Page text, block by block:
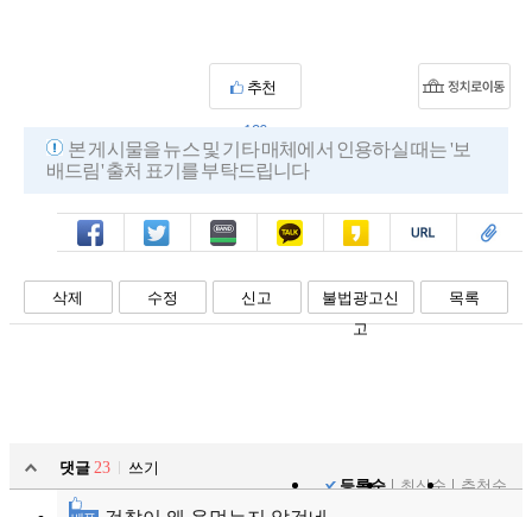
추천
126
본 게시물을 뉴스 및 기타 매체에서 인용하실 때는 '보
배드림' 출처 표기를 부탁드립니다
페북 트윗 밴드 카톡 카스 복사 스크랩
삭제 수정 신고
불법광고신
고
목록
댓글 23
쓰기
등록순
최신순 추천순